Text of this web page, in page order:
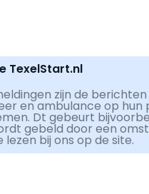
TexelStart.nl
zijn de
en ambulance op hun
Dt gebeurt
gebeld door een
lezen bij ons op de site.